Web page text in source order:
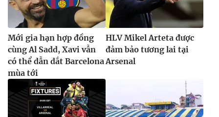
Mới gia hạn hợp đồng
cùng Al Sadd, Xavi vẫn
có thể dẫn dắt Barcelona
mùa tới
HLV Mikel Arteta được
đảm bảo tương lai tại
Arsenal